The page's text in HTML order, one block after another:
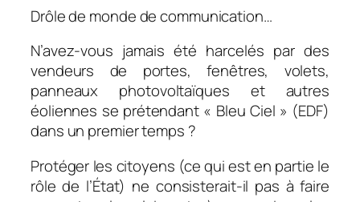
Drôle de monde de communication…
N’avez-vous jamais été harcelés par des
vendeurs de portes, fenêtres, volets,
panneaux photovoltaïques et autres
éoliennes se prétendant « Bleu Ciel » (EDF)
dans un premier temps ?
Protéger les citoyens (ce qui est en partie le
rôle de l’État) ne consisterait-il pas à faire